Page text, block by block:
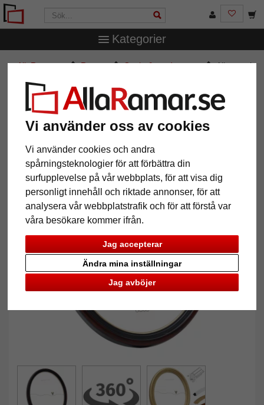
Vi använder oss av cookies
Vi använder cookies och andra
spårningsteknologier för att förbättra din
surfupplevelse på vår webbplats, för att visa dig
personligt innehåll och riktade annonser, för att
analysera vår webbplatstrafik och för att förstå var
våra besökare kommer ifrån.
Jag accepterar
Jag avböjer
Ändra mina inställningar
Kategorier
AllaRamar.se Ramtyp Ovala & runda ramar
Alice oval
Alice oval ram